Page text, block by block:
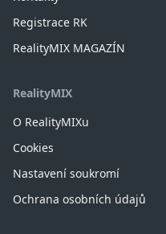
Registrace RK
RealityMIX MAGAZÍN
RealityMIX
O RealityMIXu
Cookies
Nastavení soukromí
Ochrana osobních údajů